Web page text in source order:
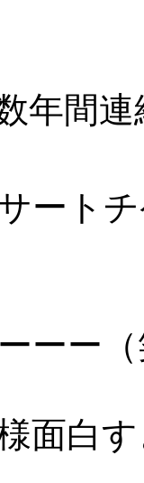
年間
ート
ーー（
面白